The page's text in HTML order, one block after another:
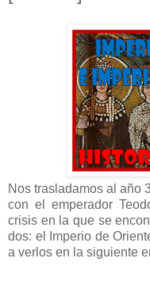
Nos trasladamos al año
con el emperador
crisis en la que se
dos: el Imperio de
a verlos en la siguiente